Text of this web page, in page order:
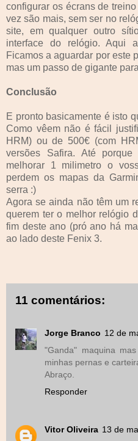
configurar os écrans de
vez são mais, sem ser no
site, em qualquer outro
interface do relógio. Aqui
Ficamos a aguardar por este
mas um passo de gigante
Conclusão
E pronto basicamente é isto
Como vêem não é fácil
HRM) ou de 500€ (com
versões Safira. Até
melhorar 1 milimetro o
perdem os mapas da
serra :)
Agora se ainda não têm um
querem ter o melhor relógio
fim deste ano (pró ano há
ao lado deste Fenix 3.
11 comentários:
Jorge Branco 12 de
"Ganda" maquina
minhas pernas e
Abraço.
Responder
Vitor Oliveira 13 de